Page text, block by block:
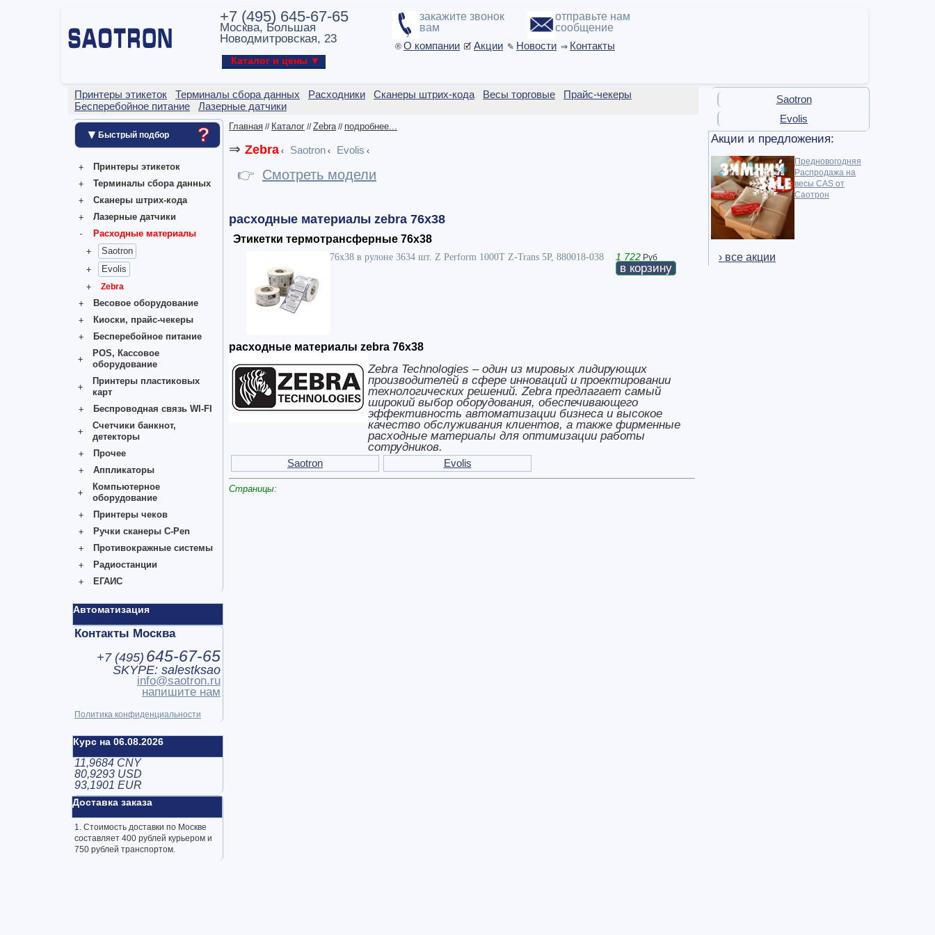
+7 (495) 645-67-65
Москва, Большая
Новодмитровская, 23
Каталог и цены ▼
закажите звонок
вам
отправьте нам
сообщение
® О компании 🗹 Акции ✎ Новости ⇒ Контакты
Saotron
Evolis
Акции и предложения:
Предновогодняя
Распродажа на
весы CAS от
Саотрон
› все акции
Принтеры этикеток Терминалы сбора данных Расходники Сканеры штрих-кода Весы торговые
Прайс-чекеры
Бесперебойное питание
Лазерные датчики
▼ Быстрый подбор ?
Принтеры этикеток
Терминалы сбора данных
Сканеры штрих-кода
Лазерные датчики
Расходные материалы
Saotron
Evolis
Zebra
Весовое оборудование
Киоски, прайс-чекеры
Бесперебойное питание
POS, Кассовое
оборудование
Принтеры пластиковых
карт
Беспроводная связь WI-FI
Счетчики банкнот,
детекторы
Прочее
Аппликаторы
Компьютерное
оборудование
Принтеры чеков
Ручки сканеры C-Pen
Противокражные системы
Радиостанции
ЕГАИС
Автоматизация
Контакты Москва
+7 (495) 645-67-65
SKYPE: salestksao
info@saotron.ru
напишите нам
Политика конфиденциальности
Курс на 06.08.2026
11,9684 CNY
80,9293 USD
93,1901 EUR
Доставка заказа
1. Стоимость доставки по Москве
составляет 400 рублей курьером и
750 рублей транспортом.
Главная // Каталог //Zebra// подробнее...
⇒ Zebra ‹ Saotron ‹ Evolis ‹
👉 Смотреть модели
расходные материалы zebra 76x38
Этикетки термотрансферные 76x38
76x38 в рулоне 3634 шт. Z Perform 1000T Z-Trans 5P, 880018-038 1 722 Руб
в корзину
расходные материалы zebra 76x38
Zebra Technologies – один из мировых лидирующих
производителей в сфере инноваций и проектировании
технологических решений. Zebra предлагает самый
широкий выбор оборудования, обеспечивающего
эффективность автоматизации бизнеса и высокое
качество обслуживания клиентов, а также фирменные
расходные материалы для оптимизации работы
сотрудников.
Saotron Evolis
Страницы: